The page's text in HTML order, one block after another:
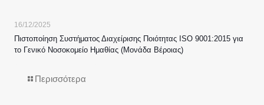
16/12/2025
Πιστοποίηση Συστήματος Διαχείρισης Ποιότητας ISO 9001:2015 για
το Γενικό Νοσοκομείο Ημαθίας (Μονάδα Βέροιας)
Περισσότερα